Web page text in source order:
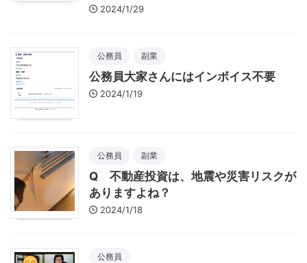
2024/1/29
公務員 副業
公務員大家さんにはインボイス不要
2024/1/19
公務員 副業
Q 不動産投資は、地震や災害リスクが
ありますよね？
2024/1/18
公務員